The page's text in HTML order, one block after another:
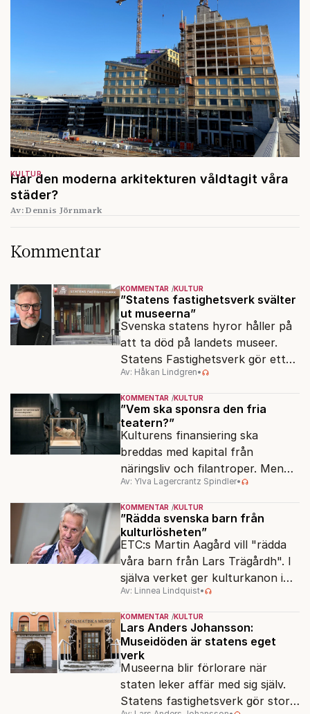
Har den moderna arkitekturen våldtagit våra
städer?
KULTUR
Av: Dennis Jörnmark
Kommentar
KOMMENTAR KULTUR
”Statens fastighetsverk svälter
ut museerna”
Svenska statens hyror håller på
att ta död på landets museer.
Statens Fastighetsverk gör ett
överskott på 800 miljoner kronor
samtidigt som samlingarna hotas.
Av: Håkan Lindgren•
KOMMENTAR KULTUR
”Vem ska sponsra den fria
teatern?”
Kulturens finansiering ska
breddas med kapital från
näringsliv och filantroper. Men
frågan är, vilken kultur?
Av: Ylva Lagercrantz Spindler•
KOMMENTAR KULTUR
”Rädda svenska barn från
kulturlösheten”
ETC:s Martin Aagård vill "rädda
våra barn från Lars Trägårdh". I
själva verket ger kulturkanon i
skolan alla samma tillgång till den
svenska kulturen.
Av: Linnea Lindquist•
KOMMENTAR KULTUR
Lars Anders Johansson:
Museidöden är statens eget
verk
Museerna blir förlorare när
staten leker affär med sig själv.
Statens fastighetsverk gör stora